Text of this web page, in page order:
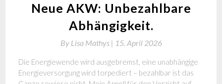
Neue AKW: Unbezahlbare
Abhängigkeit.
By Lisa Mathys | 15. April 2026
Die Energiewende wird ausgebremst, eine unabhängige
Energieversorgung wird torpediert – bezahlbar ist das